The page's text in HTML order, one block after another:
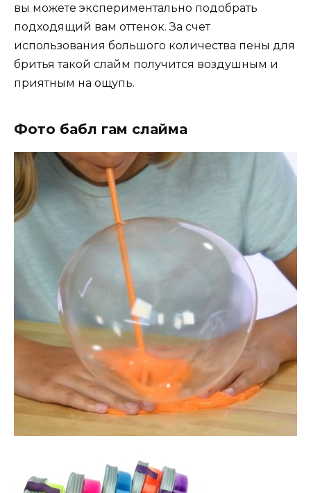
вы можете экспериментально подобрать
подходящий вам оттенок. За счет
использования большого количества пены для
бритья такой слайм получится воздушным и
приятным на ощупь.
Фото бабл гам слайма